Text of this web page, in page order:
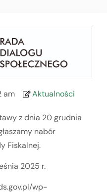
am Aktualności
z dnia 20 grudnia
nabór
Fiskalnej.
2025 r.
wp-